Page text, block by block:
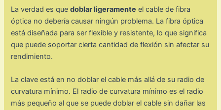
La verdad es quedoblar ligeramente el cable de fibra
óptica no debería causar ningún problema. La fibra óptica
está diseñada para ser flexible y resistente, lo que significa
que puede soportar cierta cantidad de flexión sin afectar su
rendimiento.
La clave está en no doblar el cable más allá de su radio de
curvatura mínimo. El radio de curvatura mínimo es el radio
más pequeño al que se puede doblar el cable sin dañar las